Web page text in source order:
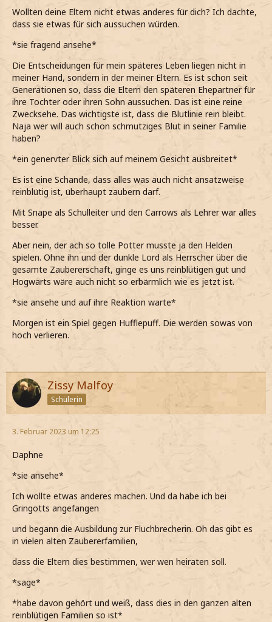
Wollten deine Eltern nicht etwas anderes für dich? Ich dachte,
dass sie etwas für sich aussuchen würden.
*sie fragend ansehe*
Die Entscheidungen für mein späteres Leben liegen nicht in
meiner Hand, sondern in der meiner Eltern. Es ist schon seit
Generationen so, dass die Eltern den späteren Ehepartner für
ihre Tochter oder ihren Sohn aussuchen. Das ist eine reine
Zwecksehe. Das wichtigste ist, dass die Blutlinie rein bleibt.
Naja wer will auch schon schmutziges Blut in seiner Familie
haben?
*ein genervter Blick sich auf meinem Gesicht ausbreitet*
Es ist eine Schande, dass alles was auch nicht ansatzweise
reinblütig ist, überhaupt zaubern darf.
Mit Snape als Schulleiter und den Carrows als Lehrer war alles
besser.
Aber nein, der ach so tolle Potter musste ja den Helden
spielen. Ohne ihn und der dunkle Lord als Herrscher über die
gesamte Zaubererschaft, ginge es uns reinblütigen gut und
Hogwarts wäre auch nicht so erbärmlich wie es jetzt ist.
*sie ansehe und auf ihre Reaktion warte*
Morgen ist ein Spiel gegen Hufflepuff. Die werden sowas von
hoch verlieren.
Zissy Malfoy
Schülerin
3. Februar 2023 um 12:25
Daphne
*sie ansehe*
Ich wollte etwas anderes machen. Und da habe ich bei
Gringotts angefangen
und begann die Ausbildung zur Fluchbrecherin. Oh das gibt es
in vielen alten Zaubererfamilien,
dass die Eltern dies bestimmen, wer wen heiraten soll.
*sage*
*habe davon gehört und weiß, dass dies in den ganzen alten
reinblütigen Familien so ist*